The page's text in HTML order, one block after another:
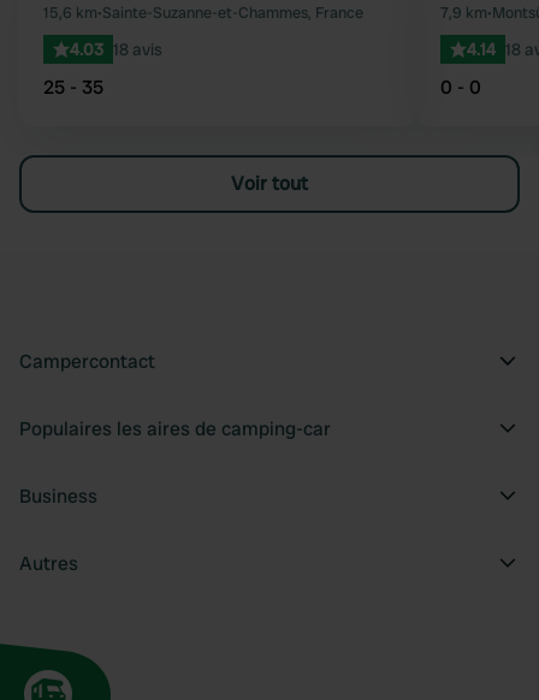
Préféré
15,6 km•Sainte-Suzanne-et-Chammes, France
4.03 18 avis
25 - 35
7,9 km•
4.14 18
0 - 0
Voir tout
Campercontact
Populaires les aires de camping-car
Business
Autres